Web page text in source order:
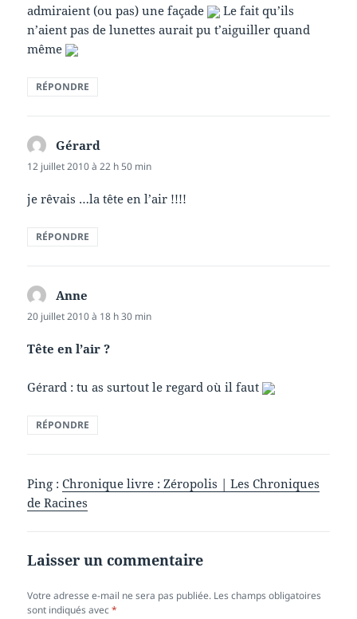
admiraient (ou pas) une façade
Le fait qu’ils
n’aient pas de lunettes aurait pu t’aiguiller quand
même
RÉPONDRE
Gérard
12 juillet 2010 à 22 h 50 min
je rêvais …la tête en l’air !!!!
RÉPONDRE
Anne
20 juillet 2010 à 18 h 30 min
Tête en l’air ?
Gérard : tu as surtout le regard où il faut
RÉPONDRE
Ping :Chronique livre : Zéropolis | Les Chroniques
de Racines
Laisser un commentaire
Votre adresse e-mail ne sera pas publiée. Les champs obligatoires
sont indiqués avec*